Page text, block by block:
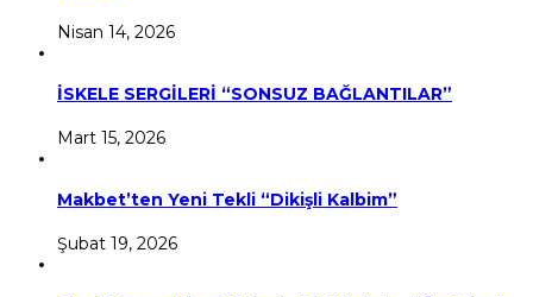
Nisan 14, 2026
İSKELE SERGİLERİ “SONSUZ BAĞLANTILAR”
Mart 15, 2026
Makbet’ten Yeni Tekli “Dikişli Kalbim”
Şubat 19, 2026